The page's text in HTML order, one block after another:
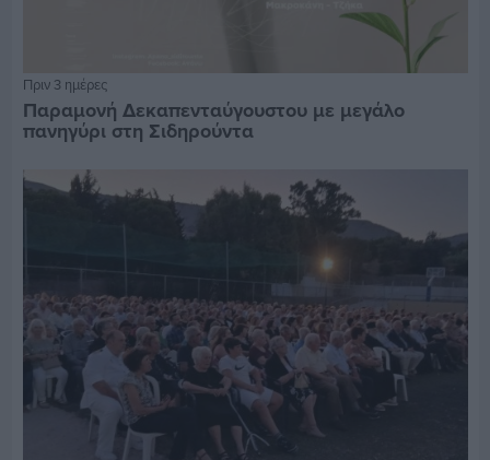
Πριν 3 ημέρες
Παραμονή Δεκαπενταύγουστου με μεγάλο
πανηγύρι στη Σιδηρούντα